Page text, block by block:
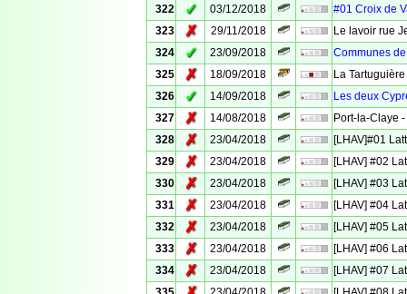
322
✓ 03/12/2018
#01 Croix de
323
✗ 29/11/2018
Le lavoir rue
324
✓ 23/09/2018
Communes
325
✗ 18/09/2018
La Tartuguière
326
✓ 14/09/2018
Les deux
327
✗ 14/08/2018
Port-la-Claye
328
✗ 23/04/2018
[LHAV]#01
329
✗ 23/04/2018
[LHAV] #02
330
✗ 23/04/2018
[LHAV] #03
331
✗ 23/04/2018
[LHAV] #04
332
✗ 23/04/2018
[LHAV] #05
333
✗ 23/04/2018
[LHAV] #06
334
✗ 23/04/2018
[LHAV] #07